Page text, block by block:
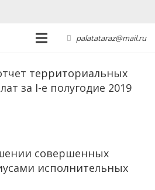
palatataraz@mail.ru
территориальных
за I-е полугодие 2019
совершенных
исполнительных